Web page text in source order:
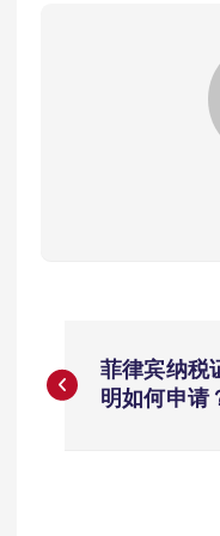
章
菲律宾纳税
明如何申请